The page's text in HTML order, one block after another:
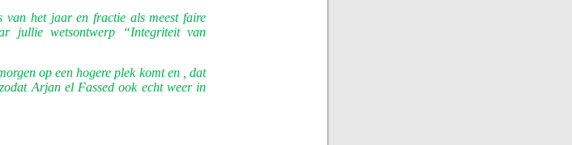
het jaar en fractie als meest faire
jullie wetsontwerp “Integriteit van
op een hogere plek komt en , dat
Arjan el Fassed ook echt weer in